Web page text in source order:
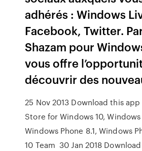
adhérés : Windows
Facebook, Twitter.
Shazam pour
vous offre
découvrir des
25 Nov 2013 Download this
Store for Windows 10,
Windows Phone 8.1, Windows
10 Team 30 Jan 2018